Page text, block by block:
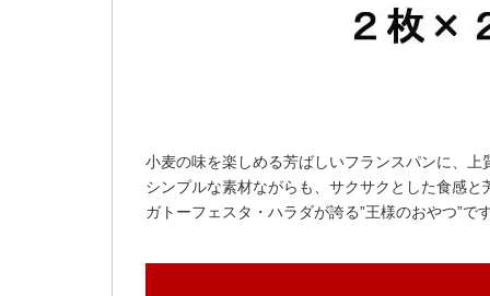
小麦の味を楽しめる芳ばしいフランスパンに、
シンプルな素材ながらも、サクサクとした食感
ガトーフェスタ・ハラダが誇る”王様のおやつ”で